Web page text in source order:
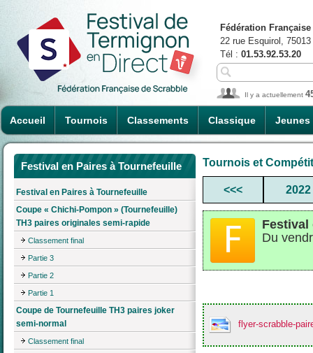
Accueil Tournois Classements Classique Jeunes
Fédération
22 rue Esquirol,
Tél : 01.53.92.53.20
Il y a actuellement
Festival en Paires à Tournefeuille
Festival en Paires à Tournefeuille
Coupe « Chichi-Pompon » (Tournefeuille)
TH3 paires originales semi-rapide
Classement final
Partie 3
Partie 2
Partie 1
Coupe de Tournefeuille TH3 paires joker
semi-normal
Classement final
Tournois et
<<< 2022
Festival
Du
flyer-scrabble-